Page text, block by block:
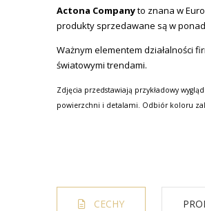
Actona Companyto znana w
produkty sprzedawane są w ponad
Ważnym elementem działalności
światowymi trendami.
Zdjęcia przedstawiają przykładowy
powierzchni i detalami. Odbiór koloru
CECHY